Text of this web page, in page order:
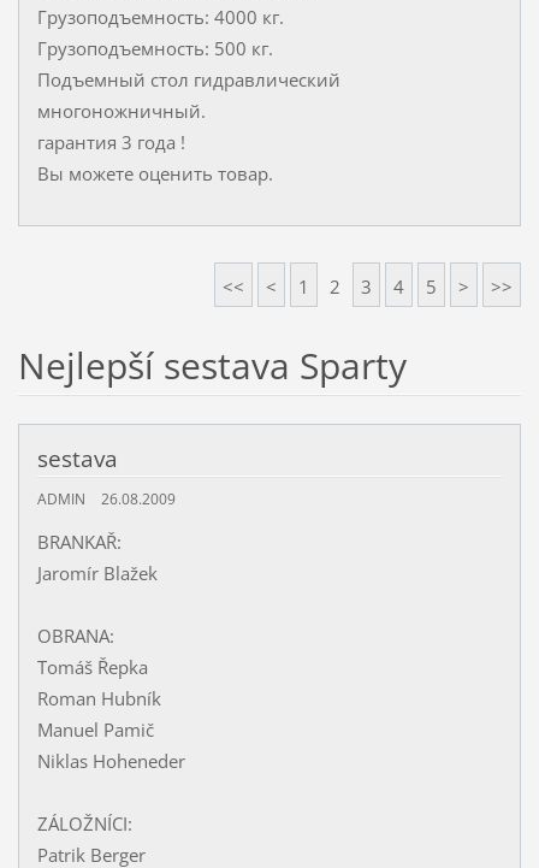
Грузоподъемность: 4000 кг.
Грузоподъемность: 500 кг.
Подъемный стол гидравлический
многоножничный.
гарантия 3 года !
Вы можете оценить товар.
<< < 1 2 3 4 5 > >>
Nejlepší sestava Sparty
sestava
ADMIN 26.08.2009
BRANKAŘ:
Jaromír Blažek
OBRANA:
Tomáš Řepka
Roman Hubník
Manuel Pamič
Niklas Hoheneder
ZÁLOŽNÍCI:
Patrik Berger